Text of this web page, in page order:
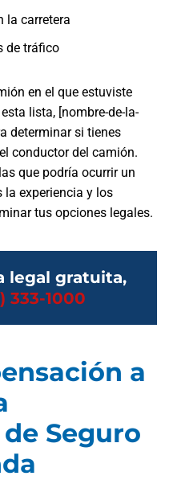
la carretera
de tráfico
en el que estuviste
lista, [nombre-de-la-
determinar si tienes
conductor del camión.
que podría ocurrir un
la experiencia y los
tus opciones legales.
legal gratuita,
333-1000
a
Seguro